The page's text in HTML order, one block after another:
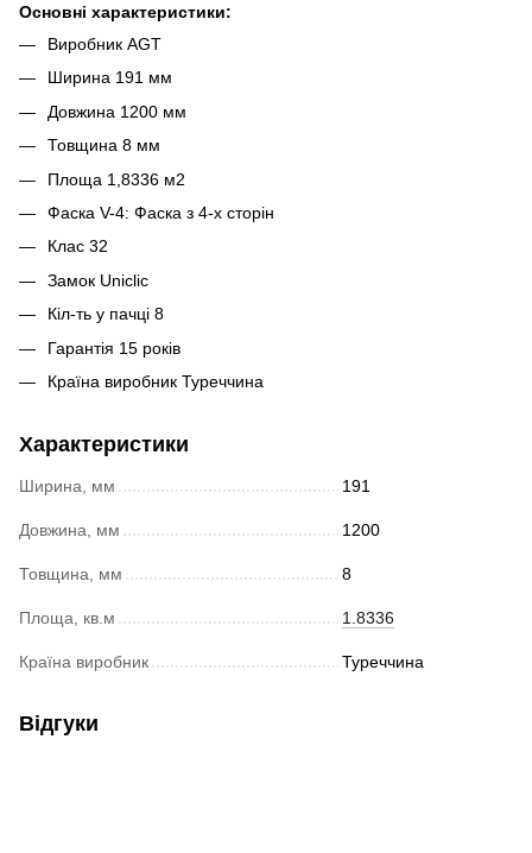
Основні характеристики:
Виробник AGT
Ширина 191 мм
Довжина 1200 мм
Товщина 8 мм
Площа 1,8336 м2
Фаска V-4: Фаска з 4-х сторін
Клас 32
Замок Uniclic
Кіл-ть у пачці 8
Гарантія 15 років
Країна виробник Туреччина
Характеристики
Ширина, мм 191
Довжина, мм 1200
Товщина, мм 8
Площа, кв.м 1.8336
Країна виробник Туреччина
Відгуки